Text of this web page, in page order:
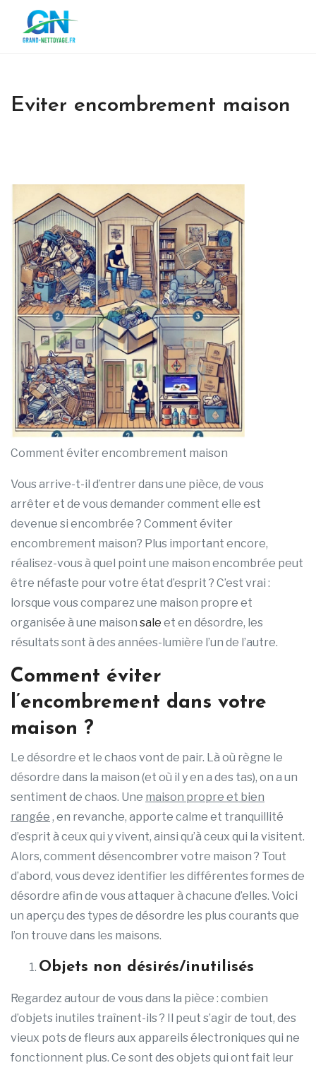
Eviter encombrement maison
Comment éviter encombrement maison
Vous arrive-t-il d’entrer dans une pièce, de vous
arrêter et de vous demander comment elle est
devenue si encombrée ? Comment éviter
encombrement maison? Plus important encore,
réalisez-vous à quel point une maison encombrée peut
être néfaste pour votre état d’esprit ? C’est vrai :
lorsque vous comparez une maison propre et
organisée à une maison sale et en désordre, les
résultats sont à des années-lumière l’un de l’autre.
Comment éviter
l’encombrement dans votre
maison ?
Le désordre et le chaos vont de pair. Là où règne le
désordre dans la maison (et où il y en a des tas), on a un
sentiment de chaos. Une maison propre et bien
rangée , en revanche, apporte calme et tranquillité
d’esprit à ceux qui y vivent, ainsi qu’à ceux qui la visitent.
Alors, comment désencombrer votre maison ? Tout
d’abord, vous devez identifier les différentes formes de
désordre afin de vous attaquer à chacune d’elles. Voici
un aperçu des types de désordre les plus courants que
l’on trouve dans les maisons.
Objets non désirés/inutilisés
Regardez autour de vous dans la pièce : combien
d’objets inutiles traînent-ils ? Il peut s’agir de tout, des
vieux pots de fleurs aux appareils électroniques qui ne
fonctionnent plus. Ce sont des objets qui ont fait leur